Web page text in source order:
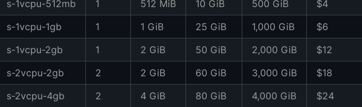
s-1vcpu-512mb
1 512 MiB 10 GiB 500 GiB
$4
s-1vcpu-1gb
1 1 GiB 25 GiB 1,000 GiB
$6
s-1vcpu-2gb
1 2 GiB 50 GiB 2,000 GiB
$12
s-2vcpu-2gb
2 2 GiB 60 GiB 3,000 GiB
$18
s-2vcpu-4gb
2 4 GiB 80 GiB 4,000 GiB
$24